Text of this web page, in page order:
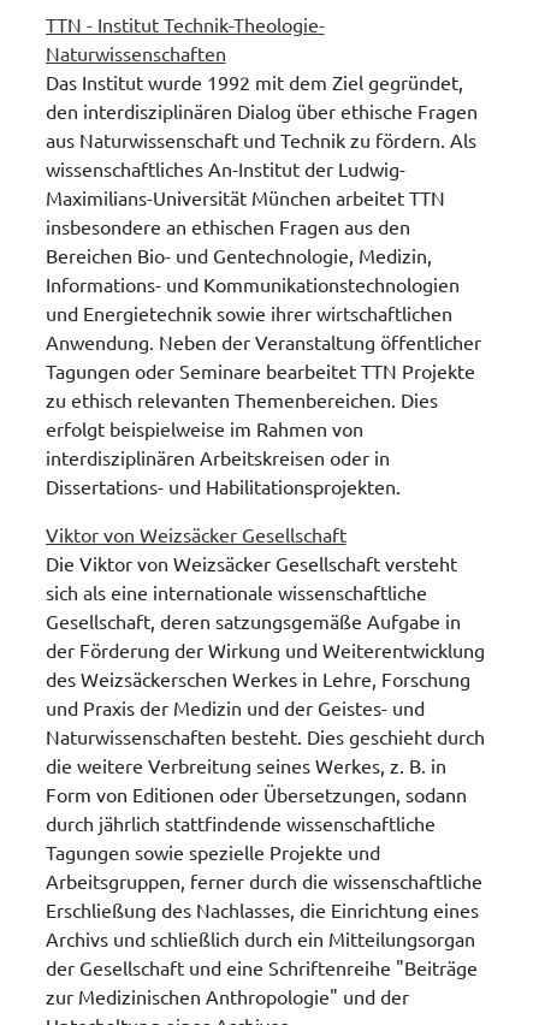
TTN - Institut Technik-Theologie-
Naturwissenschaften
Das Institut wurde 1992 mit dem Ziel gegründet,
den interdisziplinären Dialog über ethische Fragen
aus Naturwissenschaft und Technik zu fördern. Als
wissenschaftliches An-Institut der Ludwig-
Maximilians-Universität München arbeitet TTN
insbesondere an ethischen Fragen aus den
Bereichen Bio- und Gentechnologie, Medizin,
Informations- und Kommunikationstechnologien
und Energietechnik sowie ihrer wirtschaftlichen
Anwendung. Neben der Veranstaltung öffentlicher
Tagungen oder Seminare bearbeitet TTN Projekte
zu ethisch relevanten Themenbereichen. Dies
erfolgt beispielweise im Rahmen von
interdisziplinären Arbeitskreisen oder in
Dissertations- und Habilitationsprojekten.
Viktor von Weizsäcker Gesellschaft
Die Viktor von Weizsäcker Gesellschaft versteht
sich als eine internationale wissenschaftliche
Gesellschaft, deren satzungsgemäße Aufgabe in
der Förderung der Wirkung und Weiterentwicklung
des Weizsäckerschen Werkes in Lehre, Forschung
und Praxis der Medizin und der Geistes- und
Naturwissenschaften besteht. Dies geschieht durch
die weitere Verbreitung seines Werkes, z. B. in
Form von Editionen oder Übersetzungen, sodann
durch jährlich stattfindende wissenschaftliche
Tagungen sowie spezielle Projekte und
Arbeitsgruppen, ferner durch die wissenschaftliche
Erschließung des Nachlasses, die Einrichtung eines
Archivs und schließlich durch ein Mitteilungsorgan
der Gesellschaft und eine Schriftenreihe "Beiträge
zur Medizinischen Anthropologie" und der